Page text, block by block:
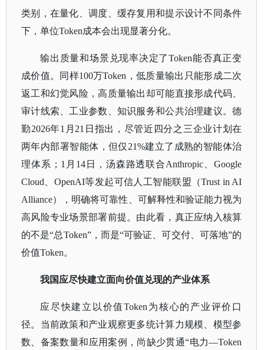
类别，在量化、调度、缓存复用和提示设计不同条件
下，单位Token成本会出现显著分化。
输出质量和场景兑现率决定了Token能否真正变
成价值。同样100万Token，低质量输出只能形成二次
返工和幻觉风险，高质量输出却可能直接形成代码、
审计线索、工业参数、知识服务和公共治理建议。德
勤2026年1月21日指出，尽管近四分之三企业计划在
两年内部署智能体，但仅21%建立了成熟的智能体治
理体系；1月14日，汤森路透联合Anthropic、Google
Cloud、OpenAI等发起可信人工智能联盟（Trust in AI
Alliance），明确将可靠性、可解释性和验证能力视为
高风险专业场景部署前提。由此看，真正应纳入核算
的不是“总Token”，而是“可验证、可交付、可落地”的
价值Token。
我国应尽快建立面向价值兑现的产业体系
应尽快建立以价值Token为核心的产业评价口
径。当前政策和产业观察更多统计算力规模、模型参
数、备案数量和应用案例，尚缺少贯通“电力—Token